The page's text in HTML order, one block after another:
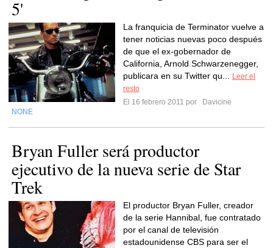
5'
La franquicia de Terminator vuelve a
tener noticias nuevas poco después
de que el ex-gobernador de
California, Arnold Schwarzenegger,
publicara en su Twitter qu...
Leer el
resto
El 16 febrero 2011 por
Davicine
NONE
Bryan Fuller será productor
ejecutivo de la nueva serie de Star
Trek
El productor Bryan Fuller, creador
de la serie Hannibal, fue contratado
por el canal de televisión
estadounidense CBS para ser el